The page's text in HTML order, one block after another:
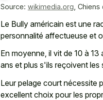
Source: wikimedia.org Chiens
Le Bully américain est une
personnalité affectueuse et
En moyenne, il vit de 10 à
ans et plus s'ils reçoivent
Leur pelage court nécessite
excellent choix pour les